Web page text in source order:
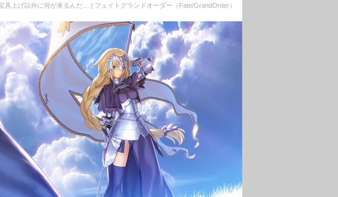
上げ以外に何が来るんだ… | フェイトグランドオーダー（Fate/GrandOrder）